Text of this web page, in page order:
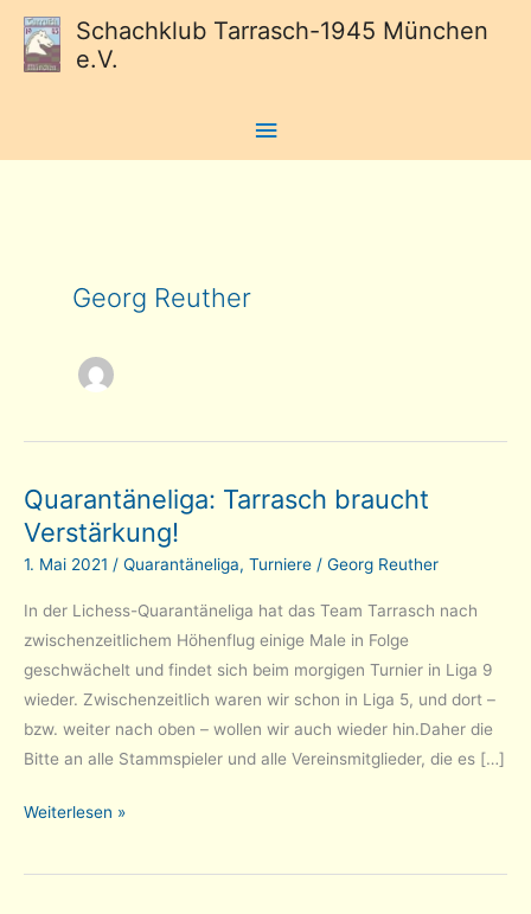
Schachklub Tarrasch-1945 München
e.V.
Hauptmenü
Georg Reuther
Quarantäneliga: Tarrasch braucht
Verstärkung!
1. Mai 2021 / Quarantäneliga, Turniere / Georg Reuther
In der Lichess-Quarantäneliga hat das Team Tarrasch nach
zwischenzeitlichem Höhenflug einige Male in Folge
geschwächelt und findet sich beim morgigen Turnier in Liga 9
wieder. Zwischenzeitlich waren wir schon in Liga 5, und dort –
bzw. weiter nach oben – wollen wir auch wieder hin.Daher die
Bitte an alle Stammspieler und alle Vereinsmitglieder, die es […]
Quarantäneliga:
braucht
Weiterlesen »